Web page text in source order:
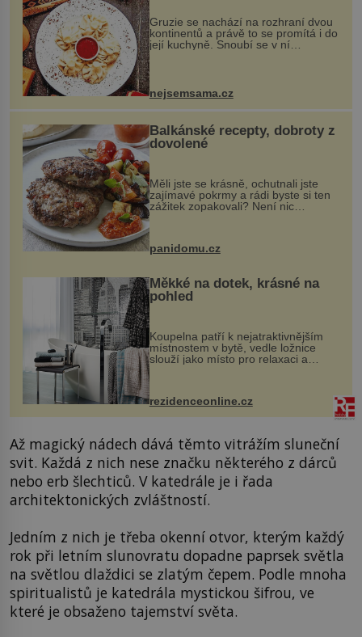
Gruzie se nachází na rozhraní dvou
kontinentů a právě to se promítá i do
její kuchyně. Snoubí se v ní
evropské a asijské chutě a díky tomu
vznikají rozmanité a chuťově bohaté
pokrmy, které rozhodně st...
nejsemsama.cz
Balkánské recepty, dobroty z
dovolené
Měli jste se krásně, ochutnali jste
zajímavé pokrmy a rádi byste si ten
zážitek zopakovali? Není nic
snazšího. Pljeskavica (10 porcí)
Možná jste ji ochutnali na dovolené v
panidomu.cz
Měkké na dotek, krásné na
pohled
Koupelna patří k nejatraktivnějším
místnostem v bytě, vedle ložnice
slouží jako místo pro relaxaci a
odpočinek. Koupelnový textil –
ručníky, osušky a koberečky –
mohou jako mávnutím kouzelného
proutku...
rezidenceonline.cz
Až magický nádech dává těmto vitrážím sluneční
svit. Každá z nich nese značku některého z dárců
nebo erb šlechticů. V katedrále je i řada
architektonických zvláštností.
Jedním z nich je třeba okenní otvor, kterým každý
rok při letním slunovratu dopadne paprsek světla
na světlou dlaždici se zlatým čepem. Podle mnoha
spiritualistů je katedrála mystickou šifrou, ve
které je obsaženo tajemství světa.